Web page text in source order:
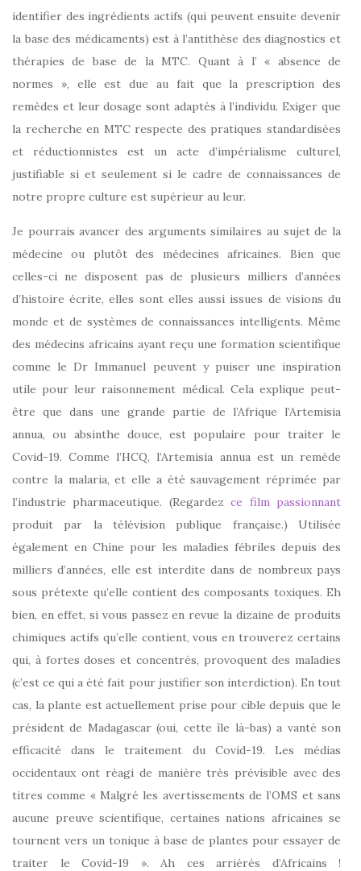
identifier des ingrédients actifs (qui peuvent ensuite devenir
la base des médicaments) est à l’antithèse des diagnostics et
thérapies de base de la MTC. Quant à l’ « absence de
normes », elle est due au fait que la prescription des
remèdes et leur dosage sont adaptés à l’individu. Exiger que
la recherche en MTC respecte des pratiques standardisées
et réductionnistes est un acte d’impérialisme culturel,
justifiable si et seulement si le cadre de connaissances de
notre propre culture est supérieur au leur.
Je pourrais avancer des arguments similaires au sujet de la
médecine ou plutôt des médecines africaines. Bien que
celles-ci ne disposent pas de plusieurs milliers d’années
d’histoire écrite, elles sont elles aussi issues de visions du
monde et de systèmes de connaissances intelligents. Même
des médecins africains ayant reçu une formation scientifique
comme le Dr Immanuel peuvent y puiser une inspiration
utile pour leur raisonnement médical. Cela explique peut-
être que dans une grande partie de l’Afrique l’Artemisia
annua, ou absinthe douce, est populaire pour traiter le
Covid-19. Comme l’HCQ, l’Artemisia annua est un remède
contre la malaria, et elle a été sauvagement réprimée par
l’industrie pharmaceutique. (Regardezce film passionnant
produit par la télévision publique française.) Utilisée
également en Chine pour les maladies fébriles depuis des
milliers d’années, elle est interdite dans de nombreux pays
sous prétexte qu’elle contient des composants toxiques. Eh
bien, en effet, si vous passez en revue la dizaine de produits
chimiques actifs qu’elle contient, vous en trouverez certains
qui, à fortes doses et concentrés, provoquent des maladies
(c’est ce qui a été fait pour justifier son interdiction). En tout
cas, la plante est actuellement prise pour cible depuis que le
président de Madagascar (oui, cette île là-bas) a vanté son
efficacité dans le traitement du Covid-19. Les médias
occidentaux ont réagi de manière très prévisible avec des
titres comme « Malgré les avertissements de l’OMS et sans
aucune preuve scientifique, certaines nations africaines se
tournent vers un tonique à base de plantes pour essayer de
traiter le Covid-19 ». Ah ces arriérés d’Africains !